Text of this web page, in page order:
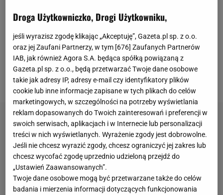
była ostatnia konferencjaClout MMA. Zaczęło się
od Denisa Załęckiego, niesfornego freaka, który
uderzył z tzw. partyzanta Daniela Omielańczuka,
weteranapolskiegoMMA. Ale to był dopiero
początek agresywnych zachowań tego wieczora.
Droga Użytkowniczko, Drogi Użytkowniku,
jeśli wyrazisz zgodę klikając „Akceptuję”, Gazeta.pl sp. z o.o.
oraz jej Zaufani Partnerzy, w tym [676] Zaufanych Partnerów
IAB, jak również Agora S.A. będąca spółką powiązaną z
Gazeta.pl sp. z o.o., będą przetwarzać Twoje dane osobowe
takie jak adresy IP, adresy e-mail czy identyfikatory plików
cookie lub inne informacje zapisane w tych plikach do celów
marketingowych, w szczególności na potrzeby wyświetlania
reklam dopasowanych do Twoich zainteresowań i preferencji w
swoich serwisach, aplikacjach i w Internecie lub personalizacji
treści w nich wyświetlanych. Wyrażenie zgody jest dobrowolne.
Jeśli nie chcesz wyrazić zgody, chcesz ograniczyć jej zakres lub
chcesz wycofać zgodę uprzednio udzieloną przejdź do
„Ustawień Zaawansowanych”.
Twoje dane osobowe mogą być przetwarzane także do celów
badania i mierzenia informacji dotyczących funkcjonowania